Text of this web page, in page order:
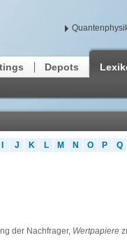
Depots
J K L M N O P Q
der Nachfrager, Wertpapiere